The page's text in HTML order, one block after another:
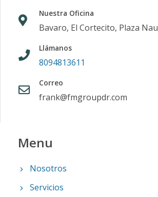
Nuestra Oficina
Bavaro, El Cortecito, Plaza
Llámanos
8094813611
Correo
frank@fmgroupdr.com
Menu
Nosotros
Servicios